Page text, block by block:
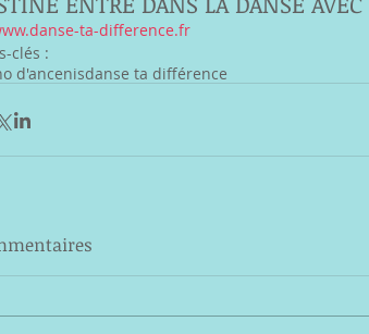
ta-difference.fr
clés :
d'ancenisdanse ta différence